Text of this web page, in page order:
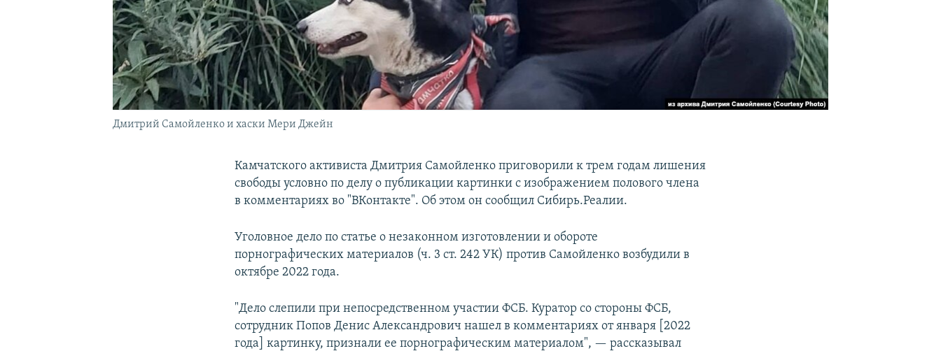
Дмитрий Самойленко и хаски Мери Джейн
Камчатского активиста Дмитрия Самойленко приговорили к трем годам лишения
свободы условно по делу о публикации картинки с изображением полового члена
в комментариях во "ВКонтакте". Об этом он сообщил Сибирь.Реалии.
Уголовное дело по статье о незаконном изготовлении и обороте
порнографических материалов (ч. 3 ст. 242 УК) против Самойленко возбудили в
октябре 2022 года.
"Дело слепили при непосредственном участии ФСБ. Куратор со стороны ФСБ,
сотрудник Попов Денис Александрович нашел в комментариях от января [2022
года] картинку, признали ее порнографическим материалом", — рассказывал